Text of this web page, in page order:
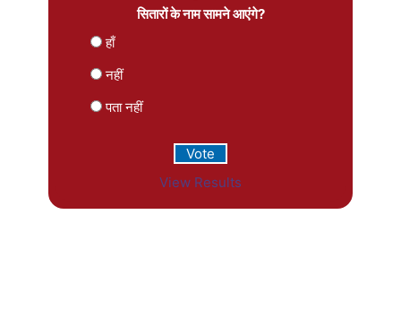
सितारों के नाम सामने आएंगे?
हाँ
नहीं
पता नहीं
View Results